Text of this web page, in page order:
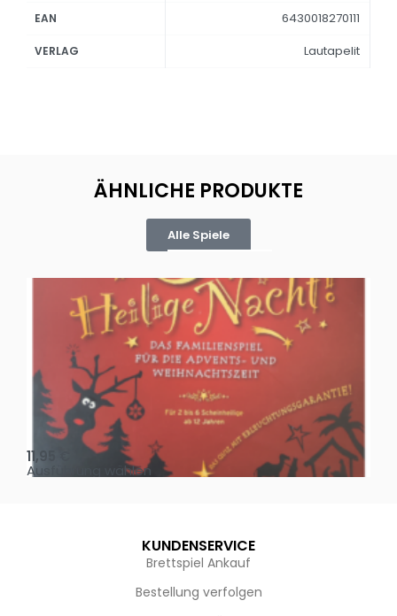
EAN 6430018270111
VERLAG Lautapelit
ÄHNLICHE PRODUKTE
Alle Spiele
Oh, heilige Nacht!
11,95
Ausführung wählen
KUNDENSERVICE
Brettspiel Ankauf
Bestellung verfolgen